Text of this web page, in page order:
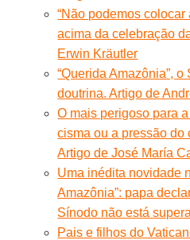
“Não podemos
acima da celebração
Erwin Kräutler
“Querida Amazônia”,
doutrina. Artigo de
O mais perigoso para
cisma ou a pressão
Artigo de José María
Uma inédita novidade
Amazônia”: papa
Sínodo não está
Pais e filhos do